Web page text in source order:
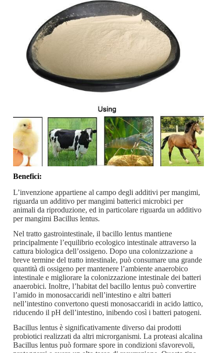
Benefici:
L’invenzione appartiene al campo degli additivi per mangimi,
riguarda un additivo per mangimi batterici microbici per
animali da riproduzione, ed in particolare riguarda un additivo
per mangimi Bacillus lentus.
Nel tratto gastrointestinale, il bacillo lentus mantiene
principalmente l’equilibrio ecologico intestinale attraverso la
cattura biologica dell’ossigeno. Dopo una colonizzazione a
breve termine del tratto intestinale, può consumare una grande
quantità di ossigeno per mantenere l’ambiente anaerobico
intestinale e migliorare la colonizzazione intestinale dei batteri
anaerobici. Inoltre, l’habitat del bacillo lentus può convertire
l’amido in monosaccaridi nell’intestino e altri batteri
nell’intestino convertono questi monosaccaridi in acido lattico,
riducendo il pH dell’intestino, inibendo così i batteri patogeni.
Bacillus lentus è significativamente diverso dai prodotti
probiotici realizzati da altri microrganismi. La proteasi alcalina
Bacillus lentus può formare spore in condizioni sfavorevoli,